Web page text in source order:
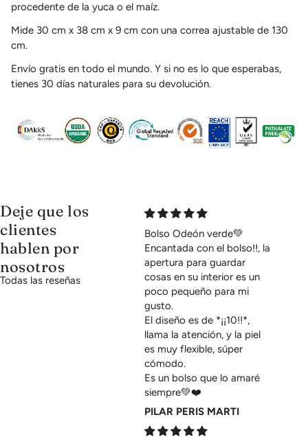
procedente de la yuca o el maíz.
Mide 30 cm x 38 cm x 9 cm con una correa ajustable de 130
cm.
Envío gratis en todo el mundo. Y si no es lo que esperabas,
tienes 30 días naturales para su devolución.
Deje que los
clientes
hablen por
nosotros
Todas las reseñas
Bolso Odeón verde💚
Encantada con el bolso!!, la
apertura para guardar
cosas en su interior es un
poco pequeño para mi
gusto.
El diseño es de *¡¡10!!*,
llama la atención, y la piel
es muy flexible, súper
cómodo.
Es un bolso que lo amaré
siempre💚❤️
PILAR PERIS MARTI